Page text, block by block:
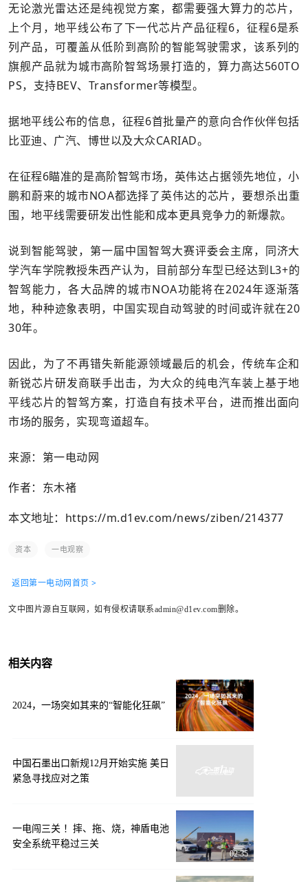
无论激光雷达还是纯视觉方案，都需要强大算力的芯片，
上个月，地平线公布了下一代芯片产品征程6，征程6是系
列产品，可覆盖从低阶到高阶的智能驾驶需求，该系列的
旗舰产品就为城市高阶智驾场景打造的，算力高达560TO
PS，支持BEV、Transformer等模型。
据地平线公布的信息，征程6首批量产的意向合作伙伴包括
比亚迪、广汽、博世以及大众CARIAD。
在征程6瞄准的是高阶智驾市场，英伟达占据领先地位，小
鹏和蔚来的城市NOA都选择了英伟达的芯片，要想杀出重
围，地平线需要研发出性能和成本更具竞争力的新爆款。
说到智能驾驶，第一届中国智驾大赛评委会主席，同济大
学汽车学院教授朱西产认为，目前部分车型已经达到L3+的
智驾能力，各大品牌的城市NOA功能将在2024年逐渐落
地，种种迹象表明，中国实现自动驾驶的时间或许就在20
30年。
因此，为了不再错失新能源领域最后的机会，传统车企和
新锐芯片研发商联手出击，为大众的纯电汽车装上基于地
平线芯片的智驾方案，打造自有技术平台，进而推出面向
市场的服务，实现弯道超车。
来源：第一电动网
作者：东木褚
本文地址： https://m.d1ev.com/news/ziben/214377
资本 一电观察
返回第一电动网首页 >
文中图片源自互联网，如有侵权请联系admin@d1ev.com删除。
相关内容
2024，一场突如其来的“智能化狂飙”
中国石墨出口新规12月开始实施 美日
紧急寻找应对之策
一电闯三关 ！摔、拖、烧，神盾电池
安全系统平稳过三关
02:35